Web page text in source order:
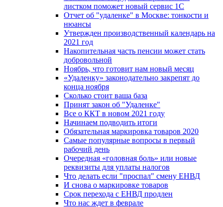
листком поможет новый сервис 1С
Отчет об "удаленке" в Москве: тонкости и
нюансы
Утвержден производственный календарь на
2021 год
Накопительная часть пенсии может стать
добровольной
Ноябрь, что готовит нам новый месяц
«Удаленку» законодательно закрепят до
конца ноября
Сколько стоит ваша база
Принят закон об "Удаленке"
Все о ККТ в новом 2021 году
Начинаем подводить итоги
Обязательная маркировка товаров 2020
Самые популярные вопросы в первый
рабочий день
Очередная «головная боль» или новые
реквизиты для уплаты налогов
Что делать если "проспал" смену ЕНВД
И снова о маркировке товаров
Срок перехода с ЕНВД продлен
Что нас ждет в феврале